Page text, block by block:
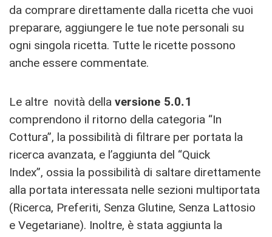
da comprare direttamente dalla ricetta che vuoi
preparare, aggiungere le tue note personali su
ogni singola ricetta. Tutte le ricette possono
anche essere commentate.
Le altre novità della versione 5.0.1
comprendono il ritorno della categoria “In
Cottura”, la possibilità di filtrare per portata la
ricerca avanzata, e l’aggiunta del “Quick
Index”, ossia la possibilità di saltare direttamente
alla portata interessata nelle sezioni multiportata
(Ricerca, Preferiti, Senza Glutine, Senza Lattosio
e Vegetariane). Inoltre, è stata aggiunta la